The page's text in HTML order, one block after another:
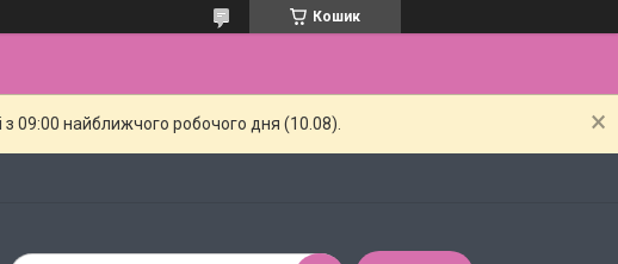
Кошик
09:00 найближчого робочого дня (10.08).